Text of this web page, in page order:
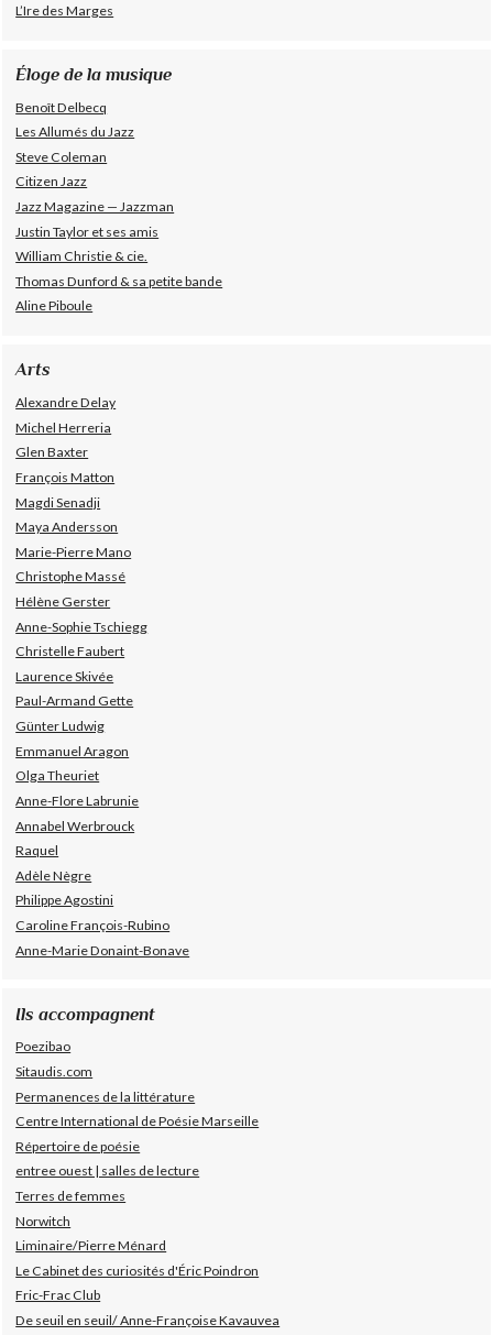
L’Ire des Marges
Éloge de la musique
Benoît Delbecq
Les Allumés du Jazz
Steve Coleman
Citizen Jazz
Jazz Magazine — Jazzman
Justin Taylor et ses amis
William Christie & cie.
Thomas Dunford & sa petite bande
Aline Piboule
Arts
Alexandre Delay
Michel Herreria
Glen Baxter
François Matton
Magdi Senadji
Maya Andersson
Marie-Pierre Mano
Christophe Massé
Hélène Gerster
Anne-Sophie Tschiegg
Christelle Faubert
Laurence Skivée
Paul-Armand Gette
Günter Ludwig
Emmanuel Aragon
Olga Theuriet
Anne-Flore Labrunie
Annabel Werbrouck
Raquel
Adèle Nègre
Philippe Agostini
Caroline François-Rubino
Anne-Marie Donaint-Bonave
Ils accompagnent
Poezibao
Sitaudis.com
Permanences de la littérature
Centre International de Poésie Marseille
Répertoire de poésie
entree ouest | salles de lecture
Terres de femmes
Norwitch
Liminaire/Pierre Ménard
Le Cabinet des curiosités d'Éric Poindron
Fric-Frac Club
De seuil en seuil/ Anne-Françoise Kavauvea